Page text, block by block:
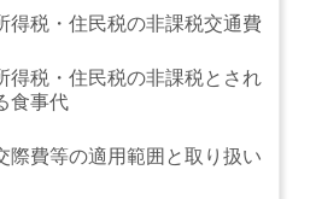
得税・住民税の非課税交通費
得税・住民税の非課税とされ
食事代
際費等の適用範囲と取り扱い